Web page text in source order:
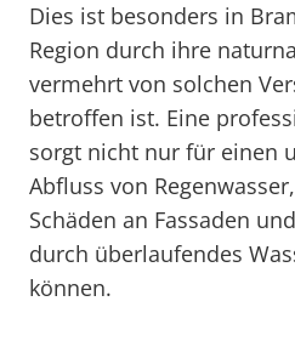
Dies ist besonders in
Region durch ihre
vermehrt von solchen
betroffen ist. Eine
sorgt nicht nur für einen
Abfluss von
Schäden an Fassaden
durch überlaufendes
können.